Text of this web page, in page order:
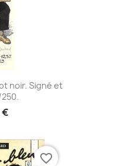
noir. Signé et
€
favorite_border